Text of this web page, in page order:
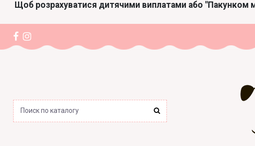
Щоб розрахуватися дитячими виплатами або "Пакунком